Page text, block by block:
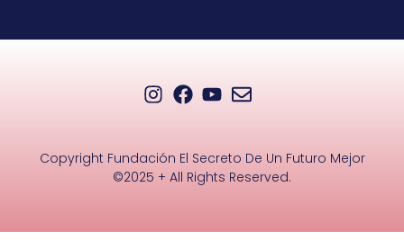
Copyright Fundación El Secreto De Un Futuro Mejor
©2025 + All Rights Reserved.